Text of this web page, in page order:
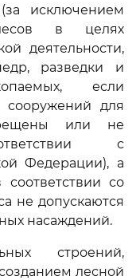
исключением
в целях
деятельности,
разведки и
если
сооружений для
или не
с
Федерации), а
со
не допускаются
насаждений.
строений,
лесной